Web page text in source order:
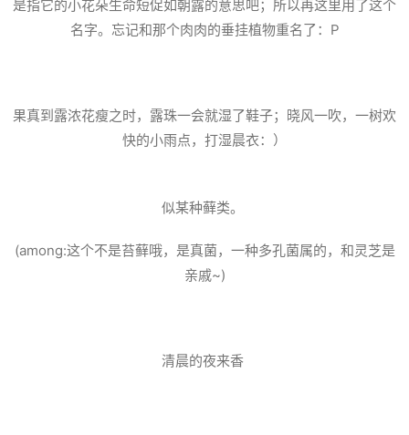
是指它的小花朵生命短促如朝露的意思吧；所以再这里用了这个
名字。忘记和那个肉肉的垂挂植物重名了：P
果真到露浓花瘦之时，露珠一会就湿了鞋子；晓风一吹，一树欢
快的小雨点，打湿晨衣：）
似某种藓类。
(among:这个不是苔藓哦，是真菌，一种多孔菌属的，和灵芝是
亲戚~)
清晨的夜来香